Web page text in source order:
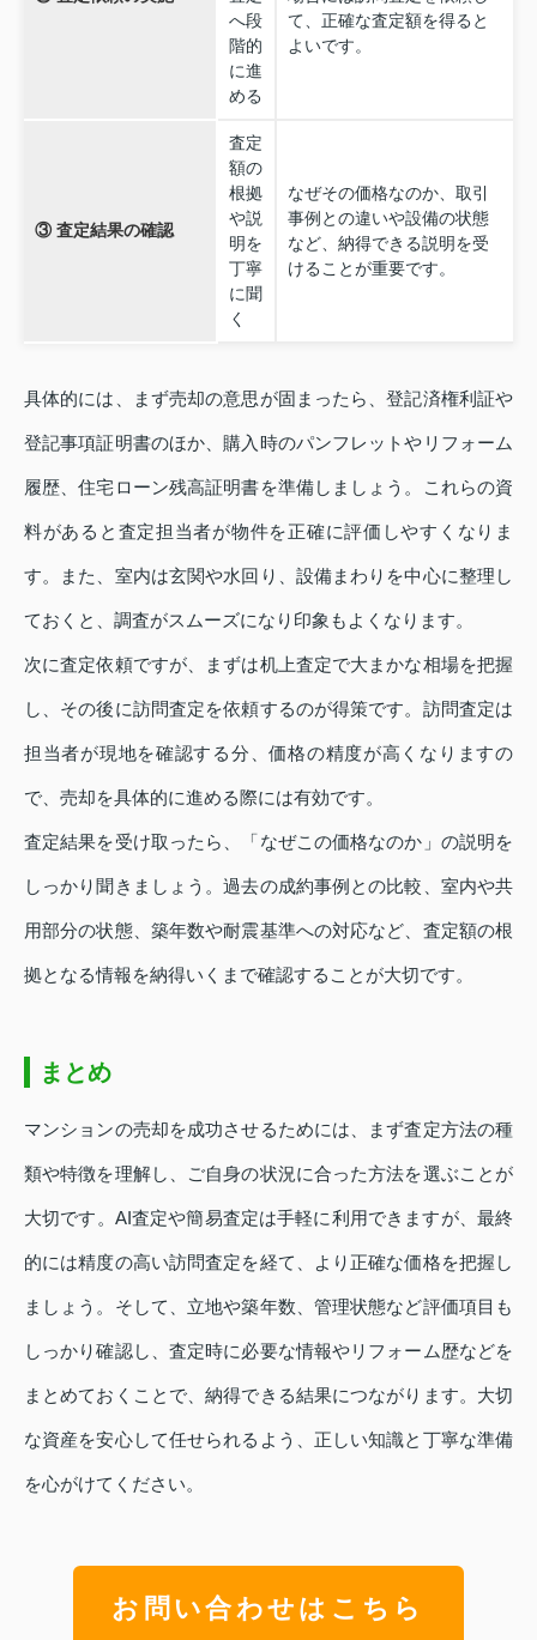
へ段
階的
に進
める
て、正確な査定額を得ると
よいです。
③ 査定結果の確認
査定
額の
根拠
や説
明を
丁寧
に聞
く
なぜその価格なのか、取引
事例との違いや設備の状態
など、納得できる説明を受
けることが重要です。
具体的には、まず売却の意思が固まったら、登記済権利証や
登記事項証明書のほか、購入時のパンフレットやリフォーム
履歴、住宅ローン残高証明書を準備しましょう。これらの資
料があると査定担当者が物件を正確に評価しやすくなりま
す。また、室内は玄関や水回り、設備まわりを中心に整理し
ておくと、調査がスムーズになり印象もよくなります。
次に査定依頼ですが、まずは机上査定で大まかな相場を把握
し、その後に訪問査定を依頼するのが得策です。訪問査定は
担当者が現地を確認する分、価格の精度が高くなりますの
で、売却を具体的に進める際には有効です。
査定結果を受け取ったら、「なぜこの価格なのか」の説明を
しっかり聞きましょう。過去の成約事例との比較、室内や共
用部分の状態、築年数や耐震基準への対応など、査定額の根
拠となる情報を納得いくまで確認することが大切です。
まとめ
マンションの売却を成功させるためには、まず査定方法の種
類や特徴を理解し、ご自身の状況に合った方法を選ぶことが
大切です。AI査定や簡易査定は手軽に利用できますが、最終
的には精度の高い訪問査定を経て、より正確な価格を把握し
ましょう。そして、立地や築年数、管理状態など評価項目も
しっかり確認し、査定時に必要な情報やリフォーム歴などを
まとめておくことで、納得できる結果につながります。大切
な資産を安心して任せられるよう、正しい知識と丁寧な準備
を心がけてください。
お問い合わせはこちら